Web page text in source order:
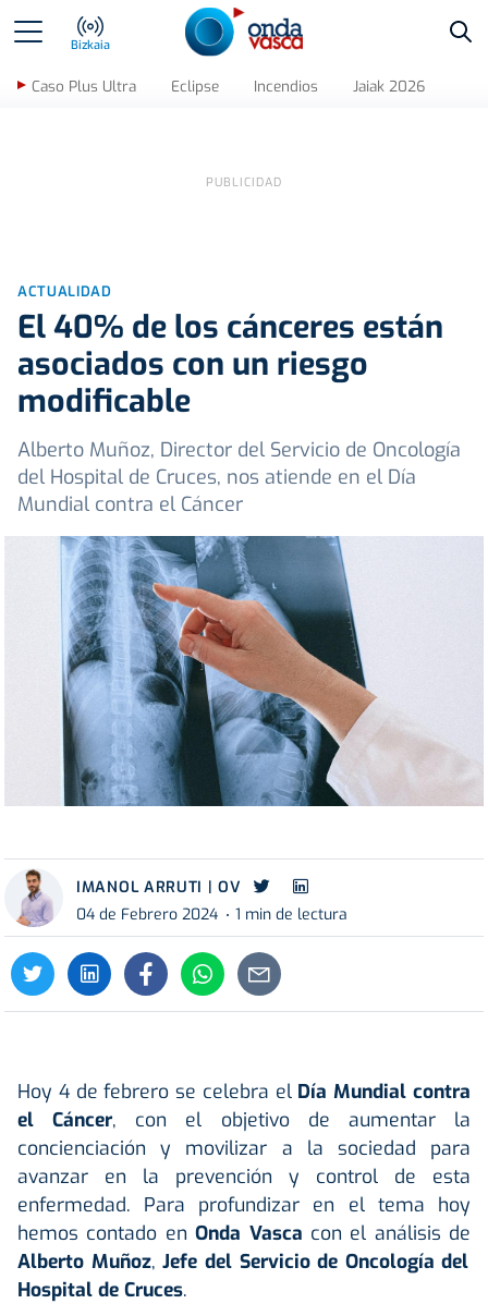
Bizkaia
Caso Plus Ultra Eclipse Incendios Jaiak 2026
ACTUALIDAD
El 40% de los cánceres están
asociados con un riesgo
modificable
Alberto Muñoz, Director del Servicio de Oncología
del Hospital de Cruces, nos atiende en el Día
Mundial contra el Cáncer
IMANOL ARRUTI | OV
04 de Febrero 2024
1 min de lectura
Hoy 4 de febrero se celebra el Día Mundial contra
el Cáncer, con el objetivo de aumentar la
concienciación y movilizar a la sociedad para
avanzar en la prevención y control de esta
enfermedad. Para profundizar en el tema hoy
hemos contado enOnda Vasca con el análisis de
Alberto Muñoz, Jefe del Servicio de Oncología del
Hospital de Cruces.